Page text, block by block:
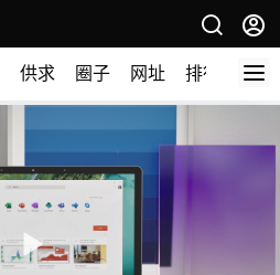
供求 圈子 网址 排行榜